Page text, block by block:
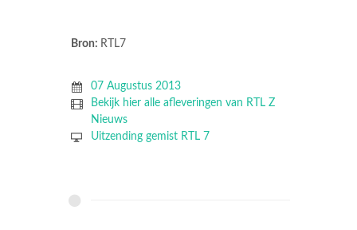
Bron: RTL7
07 Augustus 2013
Bekijk hier alle afleveringen van RTL Z
Nieuws
Uitzending gemist RTL 7